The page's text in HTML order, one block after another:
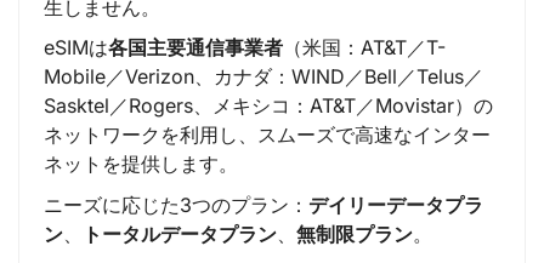
生しません。
eSIMは各国主要通信事業者 （米国：AT&T／T-
Mobile／Verizon、カナダ：WIND／Bell／Telus／
Sasktel／Rogers、メキシコ：AT&T／Movistar）の
ネットワークを利用し、スムーズで高速なインター
ネットを提供します。
ニーズに応じた3つのプラン： デイリーデータプラ
ン
トータルデータプラン 無制限プラン。